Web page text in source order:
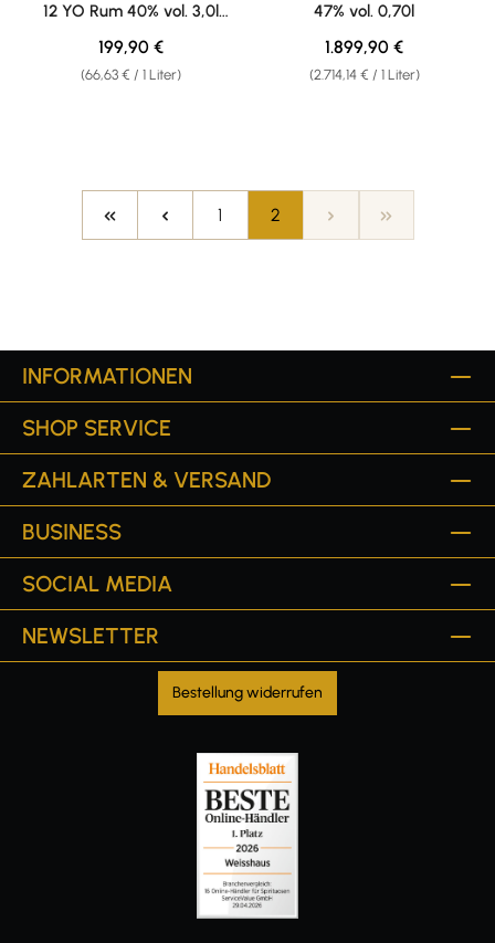
12 YO Rum 40% vol. 3,0l
Doppelmagnum
(66,63 € / 1 Liter)
Regulärer Preis:
199,90 €
47% vol. 0,70l
(2.714,14 € / 1 Liter)
Regulärer Preis:
1.899,90 €
Seite
1 Seite
2
INFORMATIONEN
SHOP SERVICE
ZAHLARTEN & VERSAND
BUSINESS
SOCIAL MEDIA
NEWSLETTER
Bestellung widerrufen